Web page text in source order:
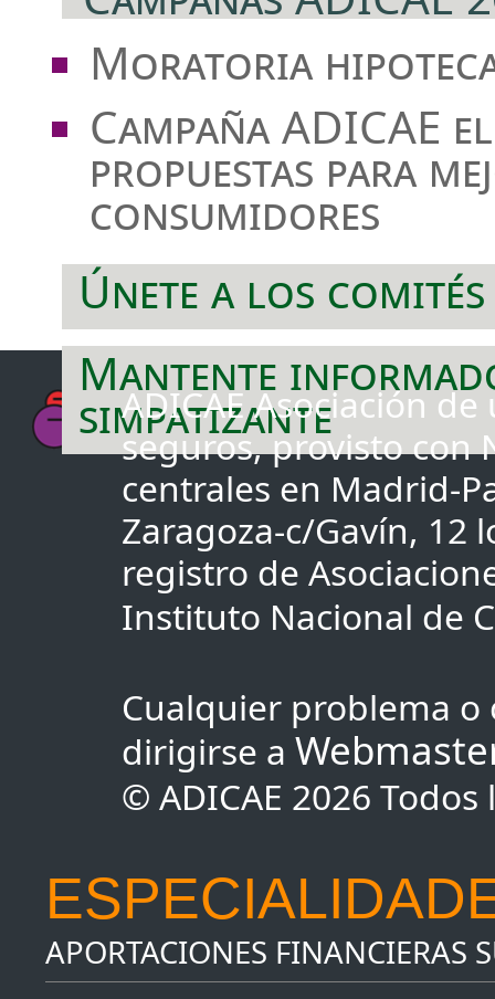
Moratoria
Campaña ADICAE
propuestas para
consumidores
Únete a los
Mantente
simpatizante
ADICAE Asociación
seguros, provisto con
centrales en Madrid-
Zaragoza-c/Gavín, 12
registro de
Instituto Nacional de
Cualquier problema
dirigirse a
© ADICAE 2026
APORTACIONES FINANCIERAS